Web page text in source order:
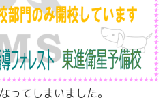
ってしまいました。